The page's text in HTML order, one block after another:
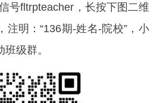
号fltrpteacher，长按下图二维
注明：“136期-姓名-院校”，小
级群。